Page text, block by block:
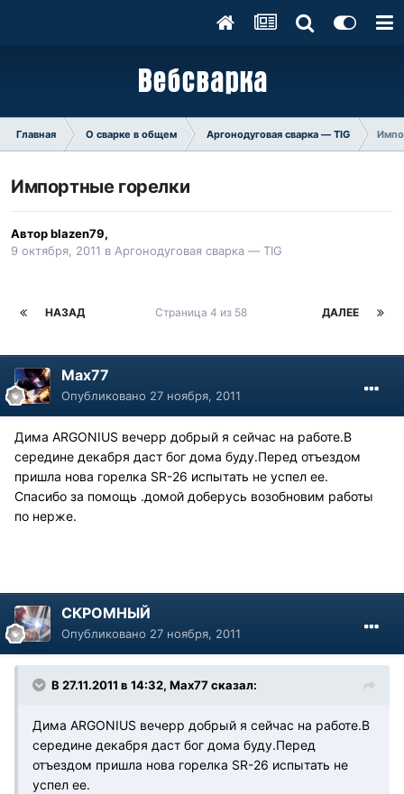
Главная О сварке в общем Аргонодуговая сварка — TIG
Импортные горелки
Авторblazen79,
9 октября, 2011 в Аргонодуговая сварка — TIG
НАЗАД ДАЛЕЕ
Страница 4 из 58
Max77
Опубликовано 27 ноября, 2011
Дима ARGONIUS вечерр добрый я сейчас на работе.В
середине декабря даст бог дома буду.Перед отъездом
пришла нова горелка SR-26 испытать не успел ее.
Спасибо за помощь .домой доберусь возобновим работы
по нерже.
СКРОМНЫЙ
Опубликовано 27 ноября, 2011
В 27.11.2011 в 14:32, Max77 сказал:
Дима ARGONIUS вечерр добрый я сейчас на работе.В
середине декабря даст бог дома буду.Перед
отъездом пришла нова горелка SR-26 испытать не
успел ее.